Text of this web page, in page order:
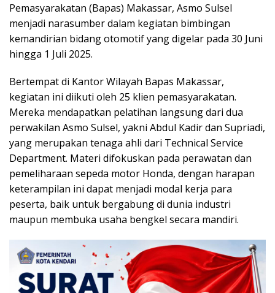
Pemasyarakatan (Bapas) Makassar, Asmo Sulsel
menjadi narasumber dalam kegiatan bimbingan
kemandirian bidang otomotif yang digelar pada 30 Juni
hingga 1 Juli 2025.
Bertempat di Kantor Wilayah Bapas Makassar,
kegiatan ini diikuti oleh 25 klien pemasyarakatan.
Mereka mendapatkan pelatihan langsung dari dua
perwakilan Asmo Sulsel, yakni Abdul Kadir dan Supriadi,
yang merupakan tenaga ahli dari Technical Service
Department. Materi difokuskan pada perawatan dan
pemeliharaan sepeda motor Honda, dengan harapan
keterampilan ini dapat menjadi modal kerja para
peserta, baik untuk bergabung di dunia industri
maupun membuka usaha bengkel secara mandiri.